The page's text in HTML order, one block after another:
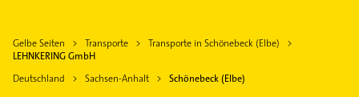
Biederitz
Wanzleben-Börde
Bauunternehmen
Gelbe Seiten Transporte
Transporte in Schönebeck (Elbe)
LEHNKERING GmbH
Deutschland
Sachsen-Anhalt Schönebeck (Elbe)